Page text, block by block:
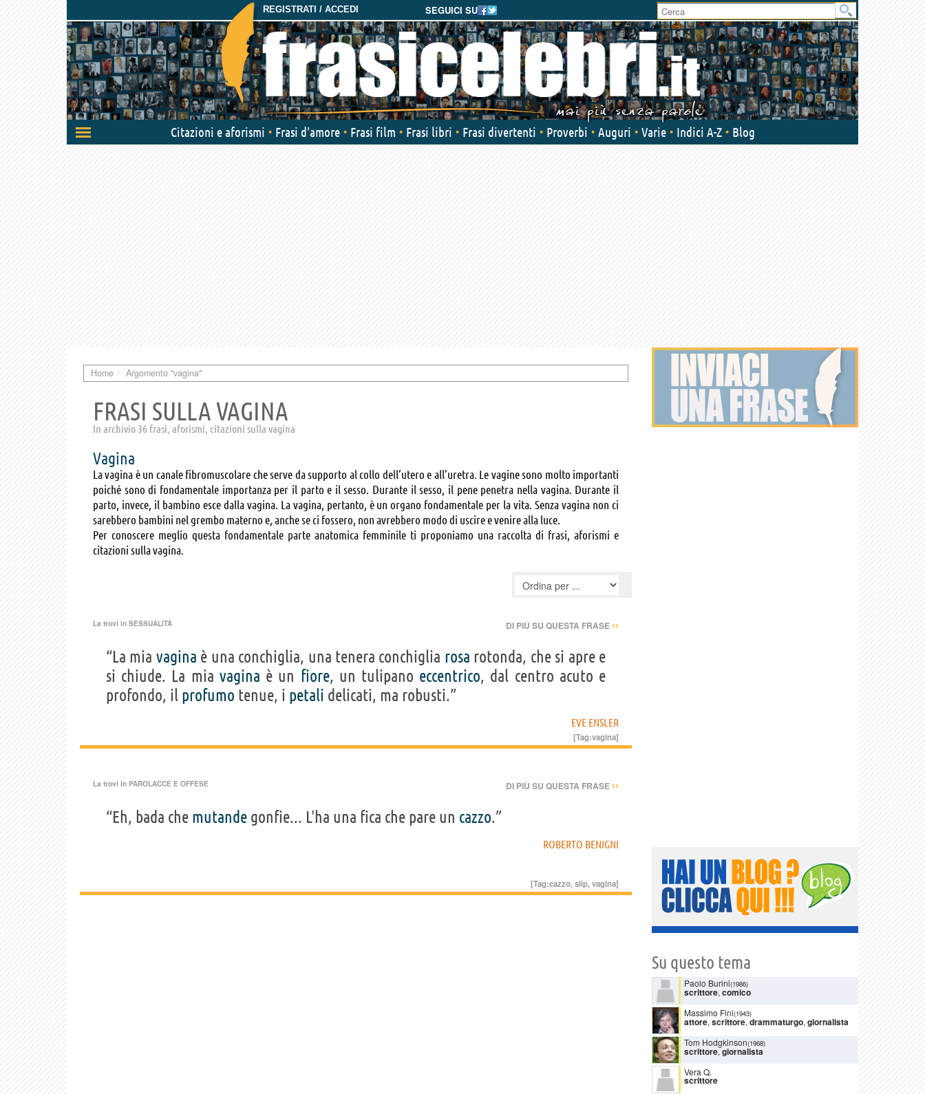
SEGUICI SU
REGISTRATI / ACCEDI
Attiva/disattiva
navigazione
User
area
Citazioni e aforismi Frasi d'amore Frasi film Frasi libri Frasi divertenti Proverbi Auguri Varie Indici A-Z Blog
Home Argomento "vagina"
FRASI SULLA VAGINA
In archivio 36 frasi, aforismi, citazioni sulla vagina
Vagina
La vagina è un canale fibromuscolare che serve da supporto al collo dell’utero e all'uretra. Le vagine sono molto importanti
poiché sono di fondamentale importanza per il parto e il sesso. Durante il sesso, il pene penetra nella vagina. Durante il
parto, invece, il bambino esce dalla vagina. La vagina, pertanto, è un organo fondamentale per la vita. Senza vagina non ci
sarebbero bambini nel grembo materno e, anche se ci fossero, non avrebbero modo di uscire e venire alla luce.
Per conoscere meglio questa fondamentale parte anatomica femminile ti proponiamo una raccolta di frasi, aforismi e
citazioni sulla vagina.
La trovi in SESSUALITÀ DI PIÙ SU QUESTA FRASE ››
“La mia vagina è una conchiglia, una tenera conchiglia rosa rotonda, che si apre e
si chiude. La mia vagina è un fiore, un tulipano eccentrico, dal centro acuto e
profondo, il profumo tenue, i petali delicati, ma robusti.”
EVE ENSLER
[Tag:vagina]
La trovi in PAROLACCE E OFFESE DI PIÙ SU QUESTA FRASE ››
“Eh, bada che mutande gonfie... L'ha una fica che pare un cazzo.”
ROBERTO BENIGNI
[Tag:cazzo,slip,vagina]
Su questo tema
Paolo Burini(1986)
scrittore, comico
Massimo Fini(1943)
attore, scrittore, drammaturgo, giornalista
Tom Hodgkinson(1968)
scrittore,giornalista
Vera Q.
scrittore